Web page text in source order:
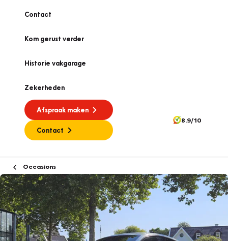
Contact
Kom gerust verder
Historie vakgarage
Zekerheden
Afspraak maken
Contact
8.9/10
Occasions